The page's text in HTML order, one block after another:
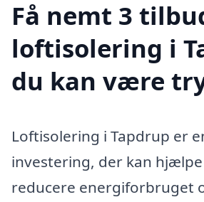
Få nemt 3
loftisolering i
du kan være
Loftisolering i Tapdrup er
investering, der kan
reducere energiforbruget